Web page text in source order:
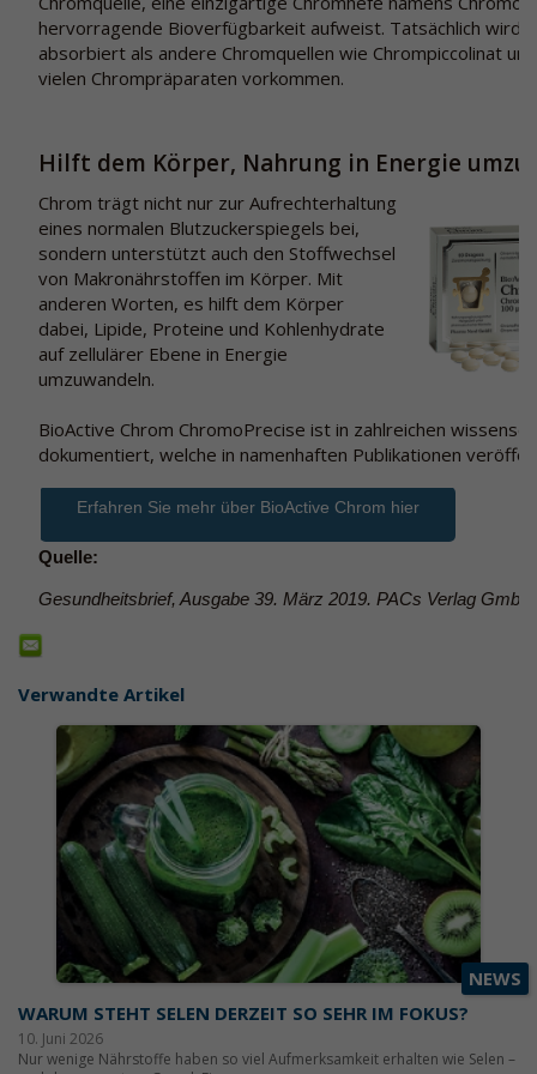
hervorragende Bioverfügbarkeit aufweist. Tatsächlich wird
absorbiert als andere Chromquellen wie Chrompiccolinat
vielen Chrompräparaten vorkommen.
Hilft dem Körper, Nahrung in Energie
Chrom trägt nicht nur zur Aufrechterhaltung
eines normalen Blutzuckerspiegels bei,
sondern unterstützt auch den Stoffwechsel
von Makronährstoffen im Körper. Mit
anderen Worten, es hilft dem Körper
dabei, Lipide, Proteine und Kohlenhydrate
auf zellulärer Ebene in Energie
umzuwandeln.
BioActive Chrom ChromoPrecise ist in zahlreichen
dokumentiert, welche in namenhaften Publikationen
Erfahren Sie mehr über BioActive Chrom hier
Quelle:
Gesundheitsbrief, Ausgabe 39. März 2019. PACs Verlag GmbH.
Verwandte Artikel
NEWS
WARUM STEHT SELEN DERZEIT SO SEHR IM FOKUS?
10. Juni 2026
Nur wenige Nährstoffe haben so viel Aufmerksamkeit erhalten wie Selen –